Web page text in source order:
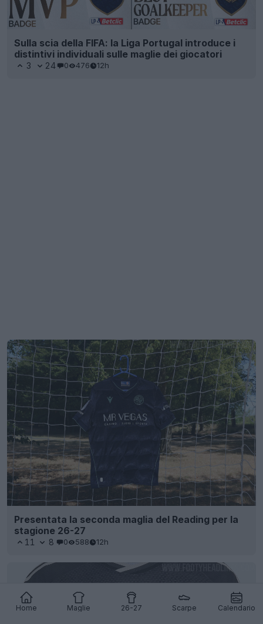
Home Maglie 26-27 Scarpe Calendario
Sulla scia della FIFA: la Liga Portugal introduce i
distintivi individuali sulle maglie dei giocatori
3 24 0 476 12h
Presentata la seconda maglia del Reading per la
stagione 26-27
11 8 0 588 12h